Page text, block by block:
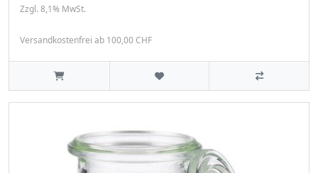
Zzgl. 8,1% MwSt.
Versandkostenfrei ab 100,00 CHF